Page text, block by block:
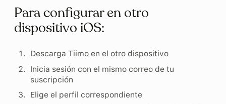
Para configurar en otro
dispositivo iOS:
Descarga Tiimo en el otro dispositivo
Inicia sesión con el mismo correo de tu
suscripción
Elige el perfil correspondiente